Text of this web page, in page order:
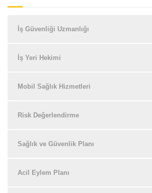
İş Güvenliği Uzmanlığı
İş Yeri Hekimi
Mobil Sağlık Hizmetleri
Risk Değerlendirme
Sağlık ve Güvenlik Planı
Acil Eylem Planı